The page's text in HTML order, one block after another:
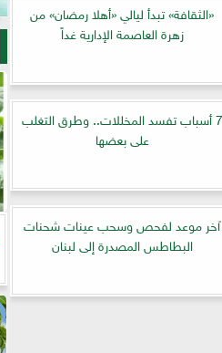
«الثقافة» تبدأ ليالي «أهلا رمضان» من
زهرة العاصمة الإدارية غداً
7 أسباب تفسد المخللات.. وطرق التغلب
على بعضها
آخر موعد لفحص وسحب عينات شحنات
البطاطس المصدرة إلى لبنان